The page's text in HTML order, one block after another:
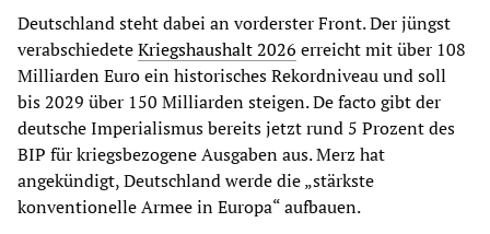
Deutschland steht dabei an vorderster Front. Der jüngst
verabschiedeteKriegshaushalt 2026 erreicht mit über 108
Milliarden Euro ein historisches Rekordniveau und soll
bis 2029 über 150 Milliarden steigen. De facto gibt der
deutsche Imperialismus bereits jetzt rund 5 Prozent des
BIP für kriegsbezogene Ausgaben aus. Merz hat
angekündigt, Deutschland werde die „stärkste
konventionelle Armee in Europa“ aufbauen.